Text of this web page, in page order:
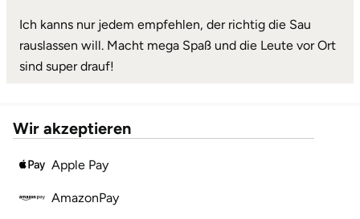
Ich kanns nur jedem empfehlen, der richtig die Sau
rauslassen will. Macht mega Spaß und die Leute vor Ort
sind super drauf!
Wir akzeptieren
Apple Pay
AmazonPay
Moers
Mönchengladbach
München
Münster